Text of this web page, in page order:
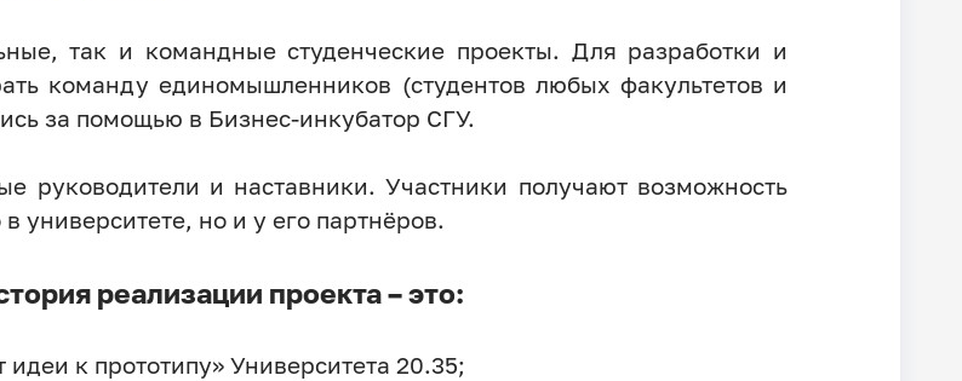
так и командные студенческие проекты. Для разработки и
команду единомышленников (студентов любых факультетов и
за помощью в Бизнес-инкубатор СГУ.
руководители и наставники. Участники получают возможность
университете, но и у его партнёров.
реализации проекта – это:
к прототипу» Университета 20.35;